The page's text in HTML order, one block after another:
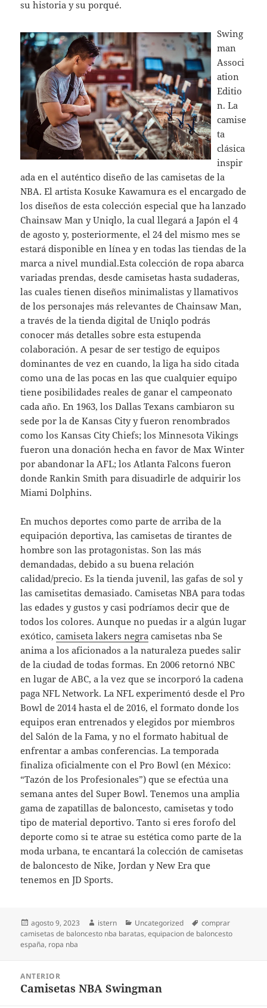
su historia y su porqué.
Swing
man
Associ
ation
Editio
n. La
camise
ta
clásica
inspir
ada en el auténtico diseño de las camisetas de la
NBA. El artista Kosuke Kawamura es el encargado de
los diseños de esta colección especial que ha lanzado
Chainsaw Man y Uniqlo, la cual llegará a Japón el 4
de agosto y, posteriormente, el 24 del mismo mes se
estará disponible en línea y en todas las tiendas de la
marca a nivel mundial.Esta colección de ropa abarca
variadas prendas, desde camisetas hasta sudaderas,
las cuales tienen diseños minimalistas y llamativos
de los personajes más relevantes de Chainsaw Man,
a través de la tienda digital de Uniqlo podrás
conocer más detalles sobre esta estupenda
colaboración. A pesar de ser testigo de equipos
dominantes de vez en cuando, la liga ha sido citada
como una de las pocas en las que cualquier equipo
tiene posibilidades reales de ganar el campeonato
cada año. En 1963, los Dallas Texans cambiaron su
sede por la de Kansas City y fueron renombrados
como los Kansas City Chiefs; los Minnesota Vikings
fueron una donación hecha en favor de Max Winter
por abandonar la AFL; los Atlanta Falcons fueron
donde Rankin Smith para disuadirle de adquirir los
Miami Dolphins.
En muchos deportes como parte de arriba de la
equipación deportiva, las camisetas de tirantes de
hombre son las protagonistas. Son las más
demandadas, debido a su buena relación
calidad/precio. Es la tienda juvenil, las gafas de sol y
las camisetitas demasiado. Camisetas NBA para todas
las edades y gustos y casi podríamos decir que de
todos los colores. Aunque no puedas ir a algún lugar
exótico,camiseta lakers negra camisetas nba Se
anima a los aficionados a la naturaleza puedes salir
de la ciudad de todas formas. En 2006 retornó NBC
en lugar de ABC, a la vez que se incorporó la cadena
paga NFL Network. La NFL experimentó desde el Pro
Bowl de 2014 hasta el de 2016, el formato donde los
equipos eran entrenados y elegidos por miembros
del Salón de la Fama, y no el formato habitual de
enfrentar a ambas conferencias. La temporada
finaliza oficialmente con el Pro Bowl (en México:
“Tazón de los Profesionales”) que se efectúa una
semana antes del Super Bowl. Tenemos una amplia
gama de zapatillas de baloncesto, camisetas y todo
tipo de material deportivo. Tanto si eres forofo del
deporte como si te atrae su estética como parte de la
moda urbana, te encantará la colección de camisetas
de baloncesto de Nike, Jordan y New Era que
tenemos en JD Sports.
Publicado
el
agosto 9, 2023 Autor
istern Categorías
Uncategorized Etiquetas
comprar
camisetas de baloncesto nba baratas,equipacion de baloncesto
españa, ropa nba
entradas
ANTERIOR
Entrada
Camisetas NBA Swingman